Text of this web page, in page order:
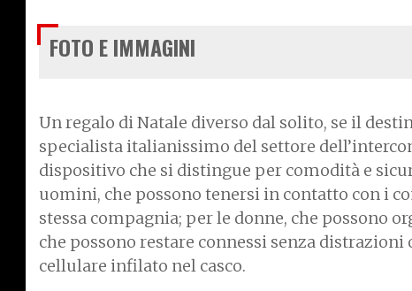
FOTO E IMMAGINI
Un regalo di Natale diverso dal solito, se il
specialista italianissimo del settore
dispositivo che si distingue per comodità e
uomini, che possono tenersi in contatto con i
stessa compagnia; per le donne, che possono
che possono restare connessi senza
cellulare infilato nel casco.